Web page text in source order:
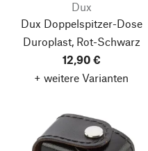
Dux
Dux Doppelspitzer-Dose
Duroplast, Rot-Schwarz
12,90 €
+ weitere Varianten